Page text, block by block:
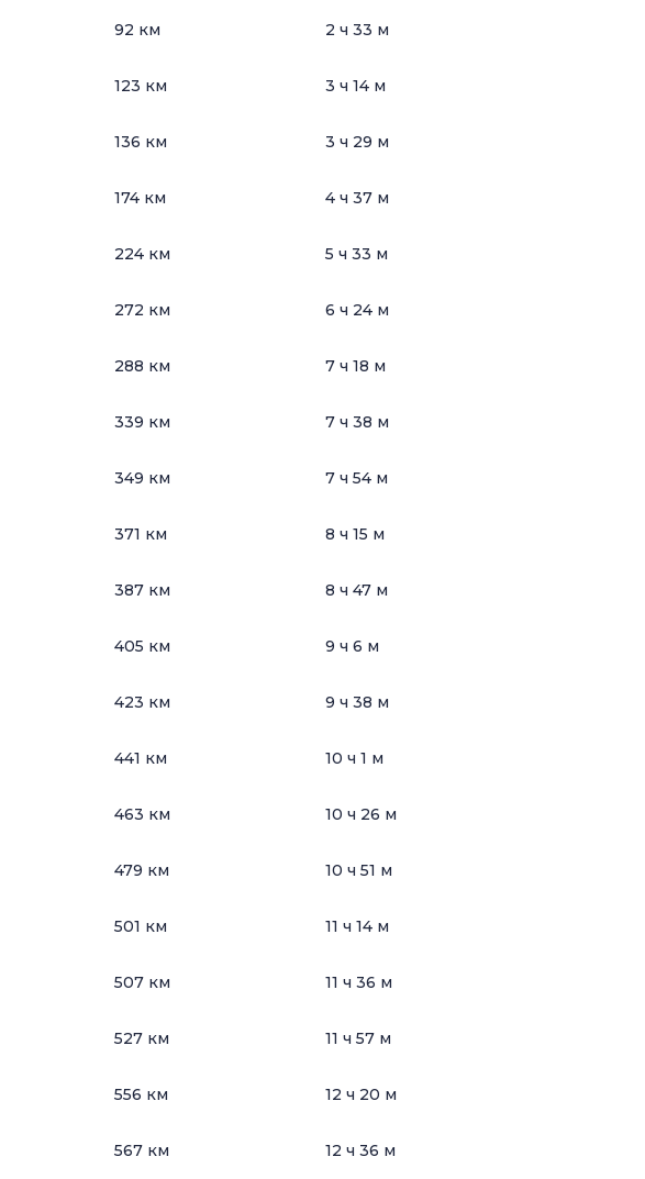
92 км 2 ч 33 м
123 км 3 ч 14 м
136 км 3 ч 29 м
174 км 4 ч 37 м
224 км 5 ч 33 м
272 км 6 ч 24 м
288 км 7 ч 18 м
339 км 7 ч 38 м
349 км 7 ч 54 м
371 км 8 ч 15 м
387 км 8 ч 47 м
405 км 9 ч 6 м
423 км 9 ч 38 м
441 км 10 ч 1 м
463 км 10 ч 26 м
479 км 10 ч 51 м
501 км 11 ч 14 м
507 км 11 ч 36 м
527 км 11 ч 57 м
556 км 12 ч 20 м
567 км 12 ч 36 м